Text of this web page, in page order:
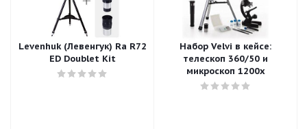
Levenhuk (Левенгук) Ra R72
ED Doublet Kit
Набор Velvi в кейсе:
телескоп 360/50 и
микроскоп 1200х